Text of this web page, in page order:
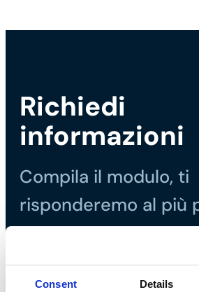
Consent Details
Richiedi
informazioni
Compila il modulo, ti
risponderemo al più
Tel. +39 035 3846 011